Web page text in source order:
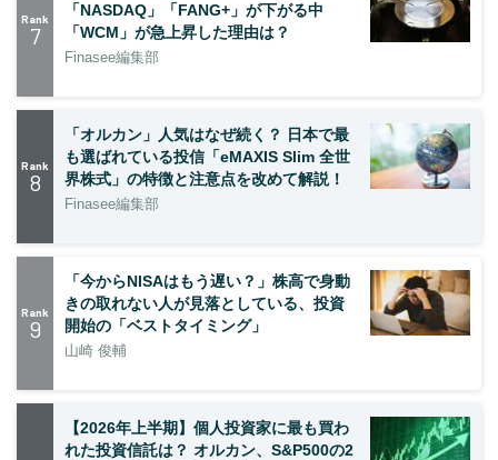
Rank
7
「NASDAQ」「FANG+」が下がる中
「WCM」が急上昇した理由は？
Finasee編集部
Rank
8
「オルカン」人気はなぜ続く？ 日本で最
も選ばれている投信「eMAXIS Slim 全世
界株式」の特徴と注意点を改めて解説！
Finasee編集部
Rank
9
「今からNISAはもう遅い？」株高で身動
きの取れない人が見落としている、投資
開始の「ベストタイミング」
山崎 俊輔
【2026年上半期】個人投資家に最も買わ
れた投資信託は？ オルカン、S&P500の2